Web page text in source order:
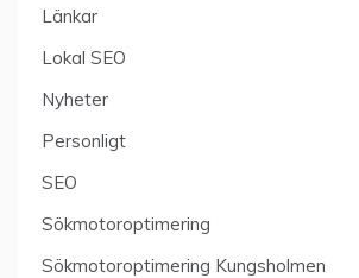
Länkar
Lokal SEO
Nyheter
Personligt
SEO
Sökmotoroptimering
Sökmotoroptimering Kungsholmen